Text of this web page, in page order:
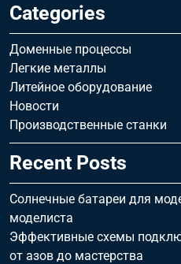
Categories
Доменные процессы
Легкие металлы
Литейное оборудование
Новости
Производственные станки
Recent Posts
Солнечные батареи для
моделиста
Эффективные схемы
от азов до мастерства